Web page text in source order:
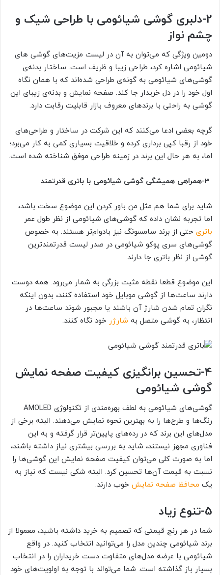
2- دلبری گوشی شیائومی با طراحی شیک و
چشم نواز
دومین ویژگی که می‌توان به آن در لیست مزیت‌های گوشی های
شیائومی اشاره کرد، طراحی زیبا و ظریف است. ساختار بدنه‌ی
گوشی‌های شیائومی به گونه‌ی طراحی شده‌اند که با همان نگاه
اول خود را در دل خریدار جا کند. صفحه نمایش و بدنه‌ی زیبای این
گوشی به راحتی با برندهای معروف بازار قابلیت رقابت دارد.
گرچه بعضی ادعا می‌کنند که این شرکت در ساختار و طراحی‌های
خود از رقبا کپی برداری کرده و خلاقیت بسیاری کمی به کار می‌برد؛
اما، به هر حال این برند در زمینه طراحی موفق شناخته شده است.
3- همراهی همیشگی گوشی شیائومی با باتری قدرتمند
شاید برای شما هم مثل من باور کردن این موضوع سخت باشد،
اما تجربه نشان داده که گوشی‌های شیائومی از نظر طول عمر
باتری حتی از برند سامسونگ نیز بادوام‌تر هستند. به خصوص
گوشی‌های سری پوکو شیائومی در صدر لیست قدرتمندترین
گوشی از نظر باتری جا دارند.
این موضوع قطعا نقطه مثبت بزرگی به شمار می‌رود. همه دوست
دارند ساعت‌ها از گوشی موبایل خود استفاده کنند، بدون اینکه
نگران تمام شدن شارژ آن باشند یا مجبور شوند ساعت‌ها در
انتظار، به گوشی متصل به شارژر خود نگاه کنند.
4- تحسین برانگیزی کیفیت صفحه نمایش
گوشی شیائومی
گوشی‌های شیائومی به لطف بهره‌مندی از تکنولوژی AMOLED
رنگ‌ها و طرح‌ها را به بهترین نحوه نمایش می‌دهند. البته برخی از
مدل‌های این برند که در رده‌های پایین‌تر قرار گرفته و به این
فناوری مجهز نیستند، شاید به بررسی بیشتری نیاز داشته باشند،
اما به صورت کلی می‌توان کیفیت صفحه نمایش این گوشی‌ها را
نسبت به قیمت آن‌ها تحسین کرد. البته شکی نیست که نیاز به
یک محافظ صفحه نمایش خوب دارند.
5- تنوع زیاد
شما در هر رنج قیمتی که تصمیم به خرید داشته باشید، معمولا از
برند شیائومی چندین مدل را می‌توانید انتخاب کنید. در واقع
شیائومی با عرضه مدل‌های متفاوت دست خریداران را در انتخاب
بسیار باز گذاشته است. شما می‌تواند با توجه به اولویت‌های خود